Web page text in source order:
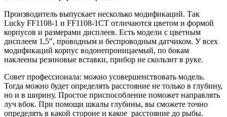
Производитель выпускает несколько модификаций. Так
Lucky FF1108-1 и FF1108-1CT отличаются цветом и формой
корпусов и размерами дисплеев. Есть модели с цветным
дисплеем 1,5", проводным и беспроводным датчиком. У всех
модификаций корпус водонепроницаемый, по бокам
наклеены резиновые вставки, прибор не скользит в руке.
Совет профессионала: можно усовершенствовать модель.
Тогда можно будет определять расстояние не только в глубину,
но и в ширину. Простое приспособление поможет направлять
луч вбок. При помощи шкалы глубины, вы сможете точно
определять в какой стороне и какое расстояние до рыбы.